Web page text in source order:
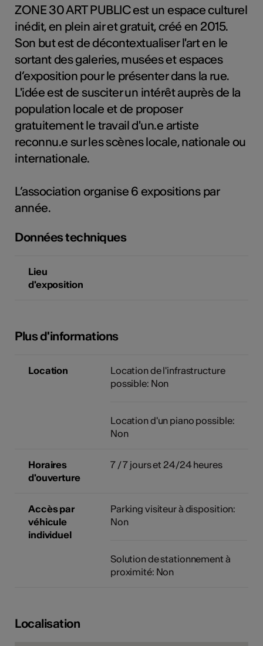
ZONE 30 ART PUBLIC est un espace culturel
inédit, en plein air et gratuit, créé en 2015.
Son but est de décontextualiser l'art en le
sortant des galeries, musées et espaces
d’exposition pour le présenter dans la rue.
L'idée est de susciter un intérêt auprès de la
population locale et de proposer
gratuitement le travail d'un.e artiste
reconnu.e sur les scènes locale, nationale ou
internationale.
L’association organise 6 expositions par
année.
Données techniques
Lieu
d'exposition
Plus d'informations
Location
Location de l'infrastructure
possible: Non
Location d'un piano possible:
Non
Horaires
d'ouverture
7 / 7 jours et 24/24 heures
Accès par
véhicule
individuel
Parking visiteur à disposition:
Non
Solution de stationnement à
proximité: Non
Localisation